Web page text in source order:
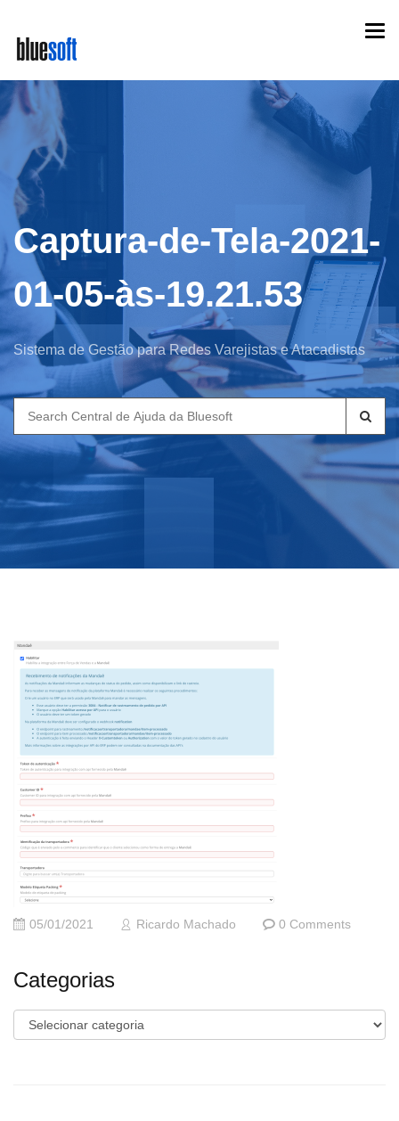
main
content
Captura-de-Tela-2021-
01-05-às-19.21.53
Sistema de Gestão para Redes Varejistas e Atacadistas
Search
for:
05/01/2021 Ricardo Machado 0 Comments
Categorias
Categorias